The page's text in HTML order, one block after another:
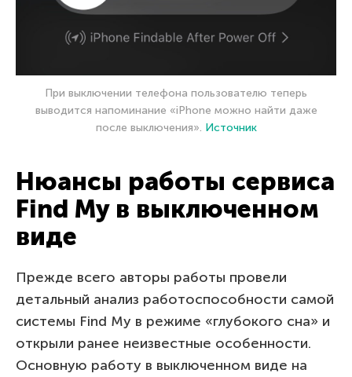
При выключении телефона пользователю теперь
выводится напоминание «iPhone можно найти даже
после выключения». Источник
Нюансы работы сервиса
Find My в выключенном
виде
Прежде всего авторы работы провели
детальный анализ работоспособности самой
системы Find My в режиме «глубокого сна» и
открыли ранее неизвестные особенности.
Основную работу в выключенном виде на